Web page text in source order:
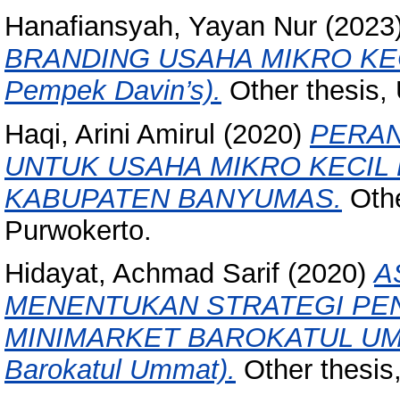
Hanafiansyah, Yayan Nur
BRANDING USAHA MIKRO
Pempek Davin’s). Other thesis,
Haqi, Arini Amirul (2020)
UNTUK USAHA MIKRO
KABUPATEN BANYUMAS.
Purwokerto.
Hidayat, Achmad Sarif (2020)
MENENTUKAN STRATEGI
MINIMARKET BAROKATUL
Barokatul Ummat). Other